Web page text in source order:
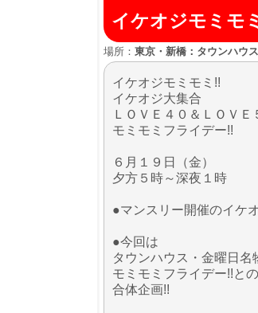
イケオジモミモ
場所： 東京・新橋：タウンハウ
イケオジモミモミ!!
イケオジ大集合
ＬＯＶＥ４０＆ＬＯＶＥ
モミモミフライデー!!
６月１９日（金）
夕方５時～深夜１時
●マンスリー開催のイケ
●今回は
タウンハウス・金曜日名
モミモミフライデー!!との
合体企画!!